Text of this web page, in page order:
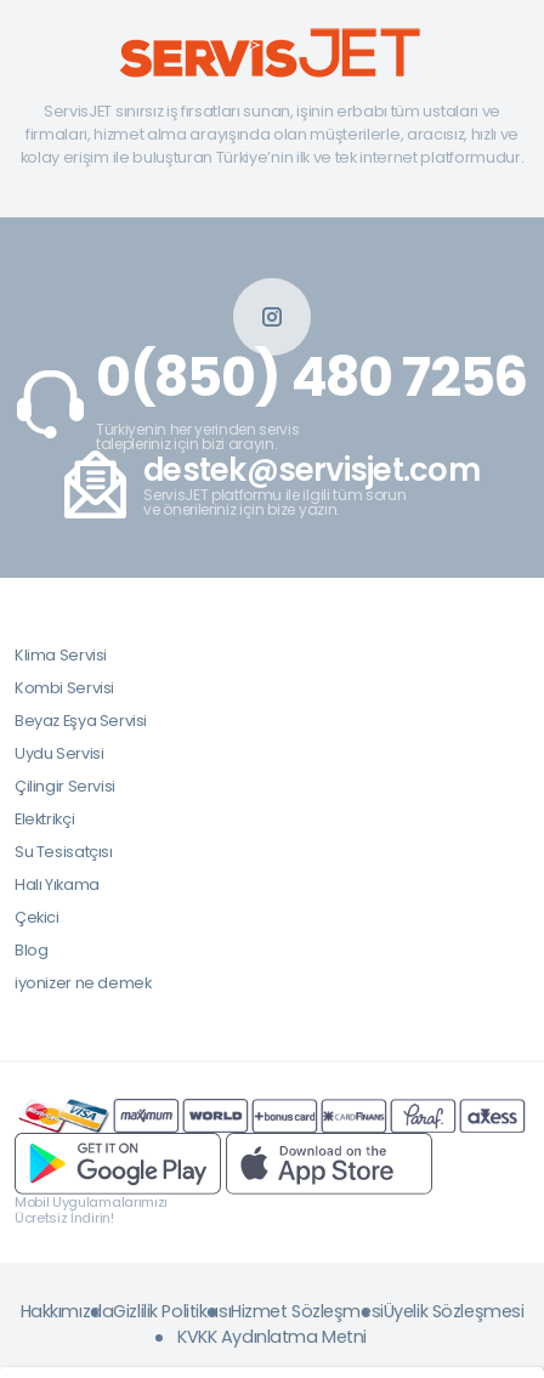
ServisJET sınırsız iş fırsatları sunan, işinin erbabı tüm ustaları ve
firmaları, hizmet alma arayışında olan müşterilerle, aracısız, hızlı ve
kolay erişim ile buluşturan Türkiye’nin ilk ve tek internet platformudur.
0(850) 480 7256
Türkiyenin her yerinden servis
talepleriniz için bizi arayın.
destek@servisjet.com
ServisJET platformu ile ilgili tüm sorun
ve önerileriniz için bize yazın.
Klima Servisi
Kombi Servisi
Beyaz Eşya Servisi
Uydu Servisi
Çilingir Servisi
Elektrikçi
Su Tesisatçısı
Halı Yıkama
Çekici
Blog
iyonizer ne demek
Mobil Uygulamalarımızı
Ücretsiz İndirin!
HakkımızdaGizlilik PolitikasıHizmet SözleşmesiÜyelik Sözleşmesi
KVKK Aydınlatma Metni